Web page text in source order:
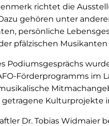
richtet die
gehören unter
persönliche
pfälzischen
Podiumsgesprächs
Förderprogramms im
Kulturprojekte
Dr. Tobias